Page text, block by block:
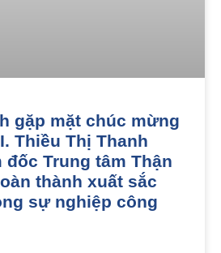
gặp mặt chúc mừng
Thiều Thị Thanh
đốc Trung tâm Thận
thành xuất sắc
sự nghiệp công